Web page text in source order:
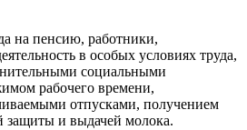
на пенсию, работники,
в особых условиях труда,
социальными
рабочего времени,
отпусками, получением
защиты и выдачей молока.